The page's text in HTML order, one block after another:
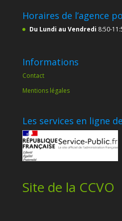
Horaires de l’agence
Du Lundi au Vendredi 8:50-
Informations
Contact
Mentions légales
Les services en ligne
Site de la CCVO